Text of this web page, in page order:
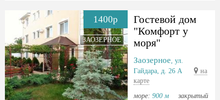
1400р
ЗАОЗЕРНОЕ
Гостевой дом
"Комфорт у
моря"
Заозерное, ул.
Гайдара, д. 26 А
на
карте
море: 900 м
закрытый